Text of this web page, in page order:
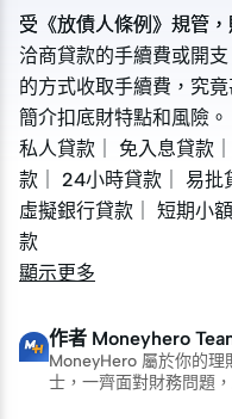
受《放債人條例》規管
洽商貸款的手續費或開
的方式收取手續費，究
簡介扣底財特點和風險。 其他貸款比較： 稅務貸款｜ 特快
私人貸款｜ 免入息貸款
款｜ 24小時貸款｜ 易批
虛擬銀行貸款｜ 短期小
款
受《放債人條例》規管
洽商貸款的手續費或開
的方式收取手續費，究
簡介扣底財特點和風險
私人貸款｜ 免入息貸款
款｜ 24小時貸款｜ 易批
虛擬銀行貸款｜ 短期小
款
顯示更多
作者 Moneyhero
MoneyHero 屬於你的理
士，一齊面對財務問題